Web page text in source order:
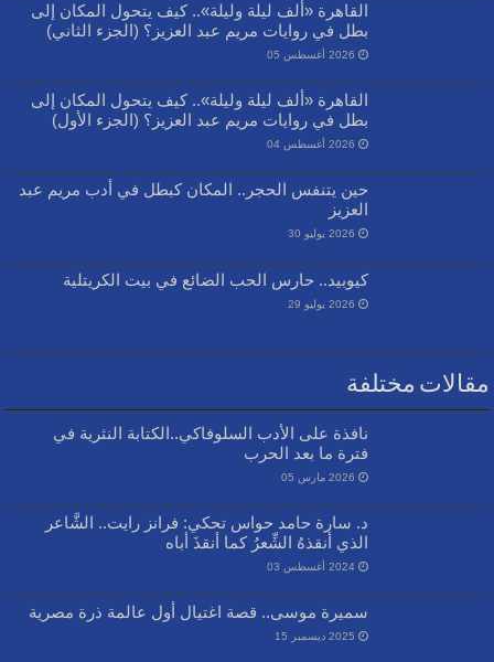
القاهرة «ألف ليلة وليلة».. كيف يتحول المكان إلى
بطل في روايات مريم عبد العزيز؟ (الجزء الثاني)
2026 أغسطس 05
القاهرة «ألف ليلة وليلة».. كيف يتحول المكان إلى
بطل في روايات مريم عبد العزيز؟ (الجزء الأول)
2026 أغسطس 04
حين يتنفس الحجر.. المكان كبطل في أدب مريم عبد
العزيز
2026 يوليو 30
كيوبيد.. حارس الحب الضائع في بيت الكريتلية
2026 يوليو 29
مقالات مختلفة
نافذة على الأدب السلوفاكي..الكتابة النثرية في
فترة ما بعد الحرب
2026 مارس 05
د. سارة حامد حواس تحكي: فرانز رايت.. الشَّاعر
الذي أنقذهُ الشِّعرُ كما أنقذَ أباه
2024 أغسطس 03
سميرة موسى.. قصة اغتيال أول عالمة ذرة مصرية
2025 ديسمبر 15